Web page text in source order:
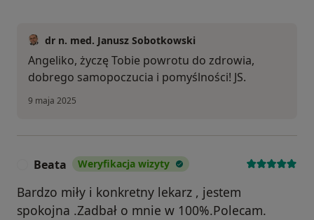
dr n. med. Janusz Sobotkowski
Angeliko, życzę Tobie powrotu do zdrowia,
dobrego samopoczucia i pomyślności! JS.
9 maja 2025
Beata Weryfikacja wizyty
Bardzo miły i konkretny lekarz , jestem
spokojna .Zadbał o mnie w 100%.Polecam.